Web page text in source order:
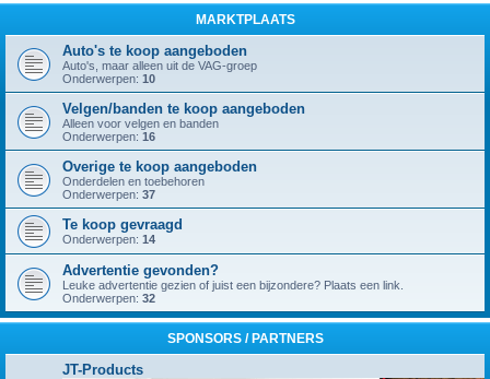
MARKTPLAATS
Auto's te koop aangeboden
Auto's, maar alleen uit de VAG-groep
Onderwerpen: 10
Velgen/banden te koop aangeboden
Alleen voor velgen en banden
Onderwerpen: 16
Overige te koop aangeboden
Onderdelen en toebehoren
Onderwerpen: 37
Te koop gevraagd
Onderwerpen: 14
Advertentie gevonden?
Leuke advertentie gezien of juist een bijzondere? Plaats een link.
Onderwerpen: 32
SPONSORS / PARTNERS
JT-Products